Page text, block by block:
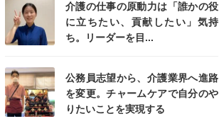
介護の仕事の原動力は「誰かの役
に立ちたい、貢献したい」気持
ち。リーダーを目...
公務員志望から、介護業界へ進路
を変更。チャームケアで自分のや
りたいことを実現する